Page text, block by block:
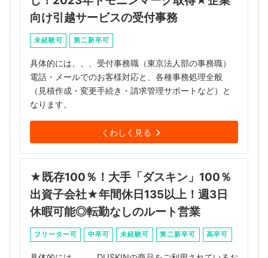
向け引越サービスの受付事務
未経験可 第二新卒可
具体的には、、、受付事務職（東京法人部の事務職）
電話・メールでのお客様対応と、各種事務処理全般
（見積作成・変更手続き・請求管理サポートなど）と
なります。
くわしく見る
★既存100％！大手「ダスキン」100％
出資子会社★年間休日135以上！週3日
休暇可能◎転勤なしのルート営業
フリーター可 中卒可 未経験可 第二新卒可 高卒可